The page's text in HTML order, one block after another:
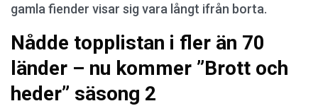
gamla fiender visar sig vara långt ifrån borta.
Nådde topplistan i fler än 70
länder – nu kommer ”Brott och
heder” säsong 2